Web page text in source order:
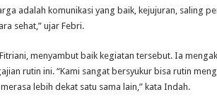
adalah komunikasi yang baik, kejujuran, saling
sehat,” ujar Febri.
menyambut baik kegiatan tersebut. Ia
rutin ini. “Kami sangat bersyukur bisa rutin
lebih dekat satu sama lain,” kata Indah.